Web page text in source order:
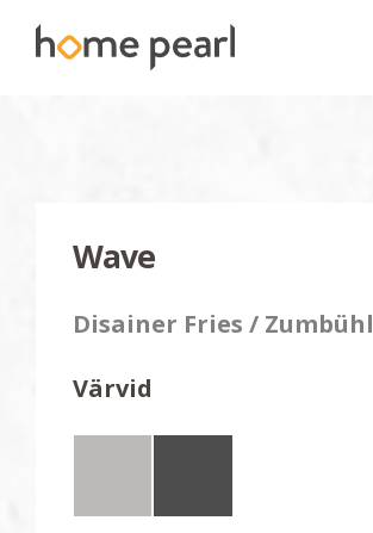
Wave
Disainer Fries / Zumbühl
Värvid